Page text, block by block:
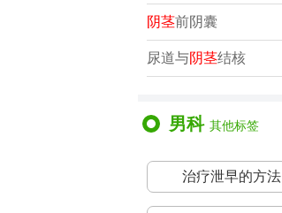
阴茎前阴囊
尿道与阴茎结核
男科 其他标签
治疗泄早的方法